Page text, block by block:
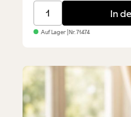
Muraglia Olivenöl -
In
Auf Lager| Nr.71474